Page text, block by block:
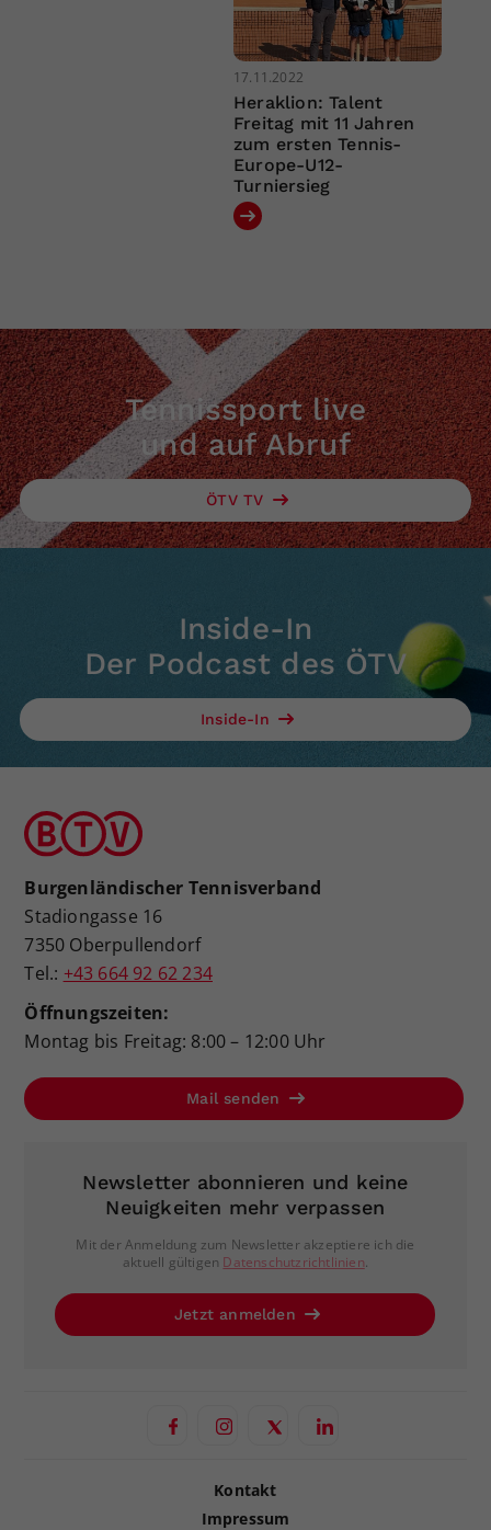
17.11.2022
Heraklion: Talent
Freitag mit 11 Jahren
zum ersten Tennis-
Europe-U12-
Turniersieg
Tennissport live
und auf Abruf
ÖTV TV
Inside-In
Der Podcast des ÖTV
Inside-In
Burgenländischer Tennisverband
Stadiongasse 16
7350 Oberpullendorf
Tel.: +43 664 92 62 234
Öffnungszeiten:
Montag bis Freitag: 8:00 – 12:00 Uhr
Mail senden
Newsletter abonnieren und keine
Neuigkeiten mehr verpassen
Mit der Anmeldung zum Newsletter akzeptiere ich die
aktuell gültigen Datenschutzrichtlinien.
Jetzt anmelden
Kontakt
Impressum